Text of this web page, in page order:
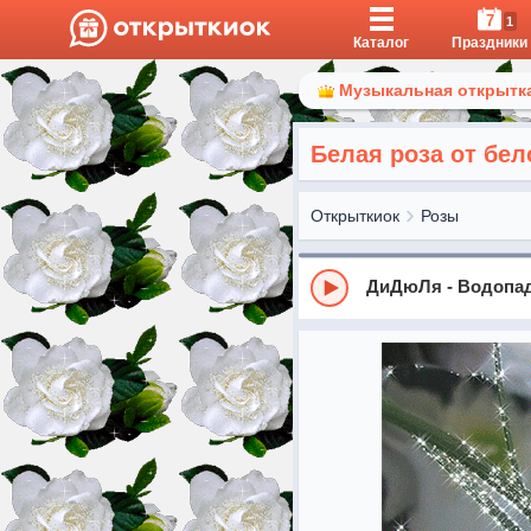
Каталог
7 1
Праздники
Музыкальная
Белая роза от
Открыткиок Розы
ДиДюЛя -